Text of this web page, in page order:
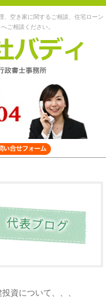
、空き家に関するご相談、住宅ローン
ご相談ください。
資について、、、